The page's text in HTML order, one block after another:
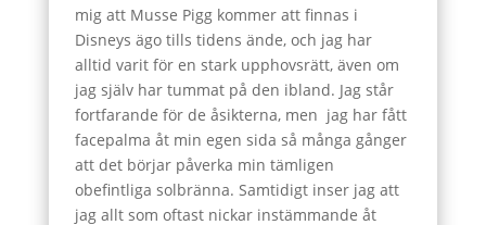
mig att Musse Pigg kommer att finnas i
Disneys ägo tills tidens ände, och jag har
alltid varit för en stark upphovsrätt, även om
jag själv har tummat på den ibland. Jag står
fortfarande för de åsikterna, men jag har fått
facepalma åt min egen sida så många gånger
att det börjar påverka min tämligen
obefintliga solbränna. Samtidigt inser jag att
jag allt som oftast nickar instämmande åt